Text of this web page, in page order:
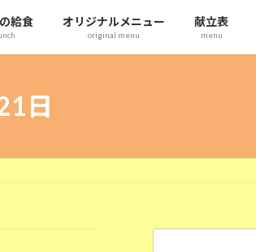
給食 オリジナルメニュー
original menu
献立表
menu
日